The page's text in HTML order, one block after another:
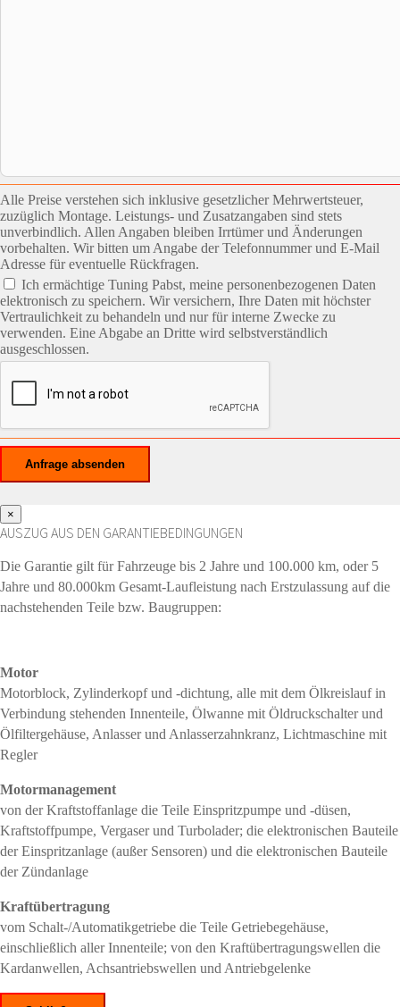
Alle Preise verstehen sich inklusive gesetzlicher Mehrwertsteuer,
zuzüglich Montage. Leistungs- und Zusatzangaben sind stets
unverbindlich. Allen Angaben bleiben Irrtümer und Änderungen
vorbehalten. Wir bitten um Angabe der Telefonnummer und E-Mail
Adresse für eventuelle Rückfragen.
Ich ermächtige Tuning Pabst, meine personenbezogenen Daten
elektronisch zu speichern. Wir versichern, Ihre Daten mit höchster
Vertraulichkeit zu behandeln und nur für interne Zwecke zu
verwenden. Eine Abgabe an Dritte wird selbstverständlich
ausgeschlossen.
×
AUSZUG AUS DEN GARANTIEBEDINGUNGEN
Die Garantie gilt für Fahrzeuge bis 2 Jahre und 100.000 km, oder 5
Jahre und 80.000km Gesamt-Laufleistung nach Erstzulassung auf die
nachstehenden Teile bzw. Baugruppen:
Motor
Motorblock, Zylinderkopf und -dichtung, alle mit dem Ölkreislauf in
Verbindung stehenden Innenteile, Ölwanne mit Öldruckschalter und
Ölfiltergehäuse, Anlasser und Anlasserzahnkranz, Lichtmaschine mit
Regler
Motormanagement
von der Kraftstoffanlage die Teile Einspritzpumpe und -düsen,
Kraftstoffpumpe, Vergaser und Turbolader; die elektronischen Bauteile
der Einspritzanlage (außer Sensoren) und die elektronischen Bauteile
der Zündanlage
Kraftübertragung
vom Schalt-/Automatikgetriebe die Teile Getriebegehäuse,
einschließlich aller Innenteile; von den Kraftübertragungswellen die
Kardanwellen, Achsantriebswellen und Antriebgelenke